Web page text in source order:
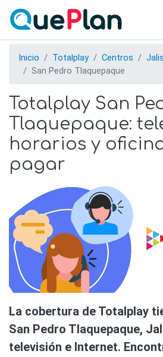
Inicio Totalplay Centros
San Pedro Tlaquepaque
Totalplay San
Tlaquepaque:
horarios y
pagar
La cobertura de Totalplay
San Pedro Tlaquepaque,
televisión e Internet.